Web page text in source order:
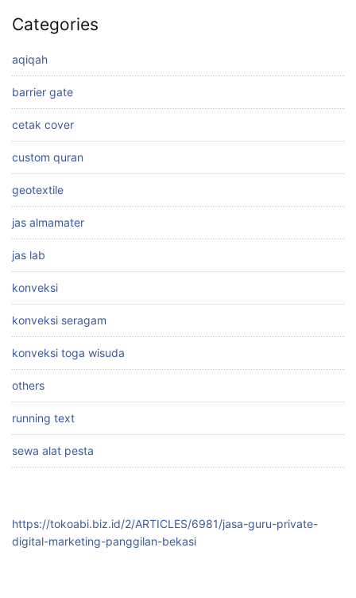
Categories
aqiqah
barrier gate
cetak cover
custom quran
geotextile
jas almamater
jas lab
konveksi
konveksi seragam
konveksi toga wisuda
others
running text
sewa alat pesta
https://tokoabi.biz.id/2/ARTICLES/6981/jasa-guru-private-
digital-marketing-panggilan-bekasi